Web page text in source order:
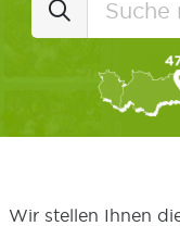
Wir stellen Ihnen